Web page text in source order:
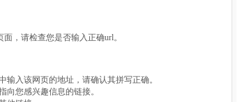
，请检查您是否输入正确url。
输入该网页的地址，请确认其拼写正确。
向您感兴趣信息的链接。